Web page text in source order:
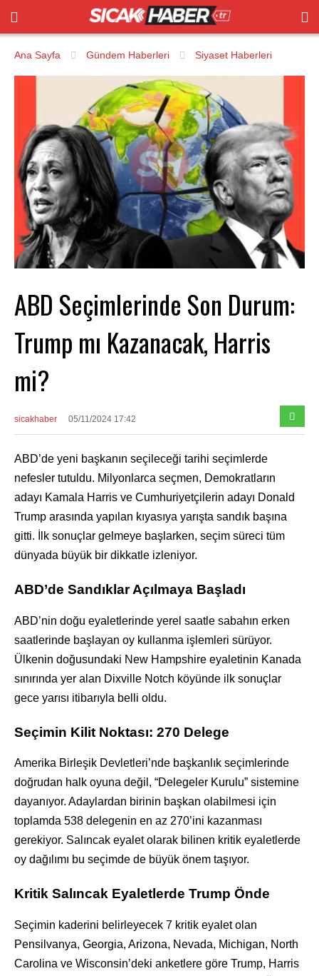
Ana Sayfa Gündem Haberleri Siyaset Haberleri
ABD Seçimlerinde Son Durum:
Trump mı Kazanacak, Harris
mi?
sicakhaber 05/11/2024 17:42
ABD’de yeni başkanın seçileceği tarihi seçimlerde
nefesler tutuldu. Milyonlarca seçmen, Demokratların
adayı Kamala Harris ve Cumhuriyetçilerin adayı Donald
Trump arasında yapılan kıyasıya yarışta sandık başına
gitti. İlk sonuçlar gelmeye başlarken, seçim süreci tüm
dünyada büyük bir dikkatle izleniyor.
ABD’de Sandıklar Açılmaya Başladı
ABD’nin doğu eyaletlerinde yerel saatle sabahın erken
saatlerinde başlayan oy kullanma işlemleri sürüyor.
Ülkenin doğusundaki New Hampshire eyaletinin Kanada
sınırında yer alan Dixville Notch köyünde ilk sonuçlar
gece yarısı itibarıyla belli oldu.
Seçimin Kilit Noktası: 270 Delege
Amerika Birleşik Devletleri’nde başkanlık seçimlerinde
doğrudan halk oyuna değil, “Delegeler Kurulu” sistemine
dayanıyor. Adaylardan birinin başkan olabilmesi için
toplamda 538 delegenin en az 270’ini kazanması
gerekiyor. Salıncak eyalet olarak bilinen kritik eyaletlerde
oy dağılımı bu seçimde de büyük önem taşıyor.
Kritik Salıncak Eyaletlerde Trump Önde
Seçimin kaderini belirleyecek 7 kritik eyalet olan
Pensilvanya, Georgia, Arizona, Nevada, Michigan, North
Carolina ve Wisconsin’deki anketlere göre Trump, Harris